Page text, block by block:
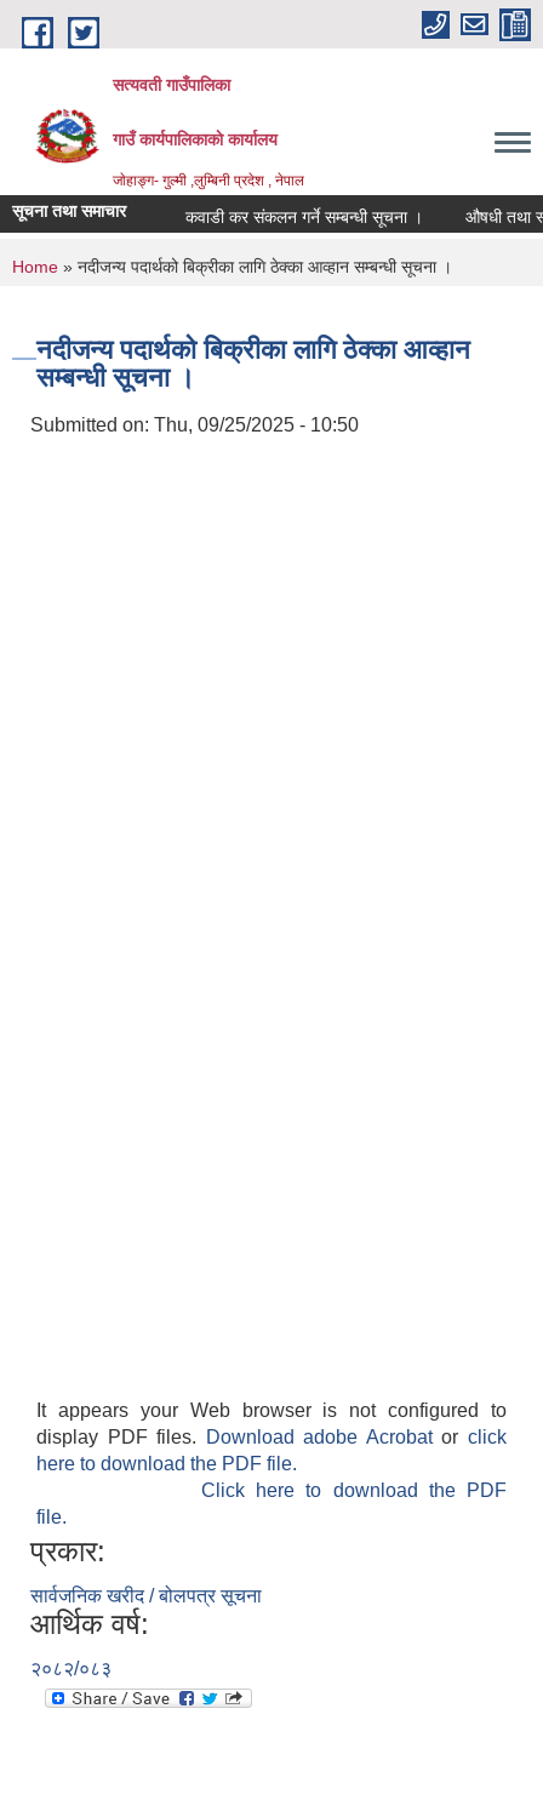
Skip to main content
सत्यवती गाउँपालिका
गाउँ कार्यपालिकाकाे कार्यालय
जाेहाङ्ग- गुल्मी ,लुम्बिनी प्रदेश , नेपाल
सूचना तथा समाचार कवाडी कर संकलन गर्ने सम्बन्धी सूचना । औषधी तथा
You are here
Home » नदीजन्य पदार्थको बिक्रीका लागि ठेक्का आव्हान सम्बन्धी सूचना ।
नदीजन्य पदार्थको बिक्रीका लागि ठेक्का आव्हान
सम्बन्धी सूचना ।
Submitted on: Thu, 09/25/2025 - 10:50
It appears your Web browser is not configured to
display PDF files.
Download adobe Acrobatorclick
here to download the PDF file.
Click here to download the PDF
file.
प्रकार:
सार्वजनिक खरीद / बोलपत्र सूचना
आर्थिक वर्ष:
२०८२/०८३